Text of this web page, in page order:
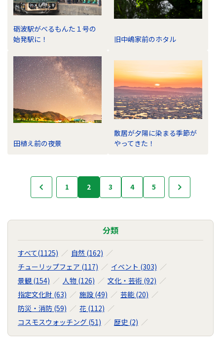
砺波駅がべるもんた１号の
始発駅に！
旧中嶋家前のホタル
田植え前の夜景
散居が夕陽に染まる季節が
やってきた！
イ
ョ
1 2 3 4 5
分類
すべて(1125)
自然 (162)
チューリップフェア (117)
イベント (303)
景観 (154)
人物 (126)
文化・芸術 (92)
指定文化財 (63)
施設 (49)
芸能 (20)
防災・消防 (59)
花 (112)
コスモスウォッチング (51)
歴史 (2)